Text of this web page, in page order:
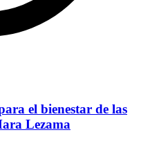
el bienestar de las
Lezama